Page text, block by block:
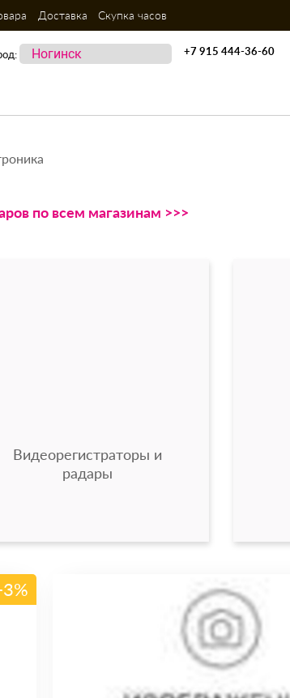
Доставка Скупка часов
+7 915 444-36-60
по всем магазинам >>>
Видеорегистраторы и
радары